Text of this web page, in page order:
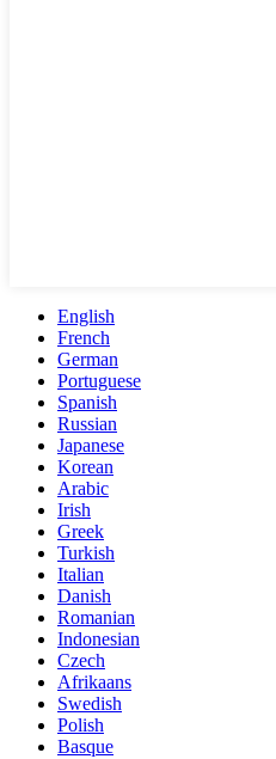
English
French
German
Portuguese
Spanish
Russian
Japanese
Korean
Arabic
Irish
Greek
Turkish
Italian
Danish
Romanian
Indonesian
Czech
Afrikaans
Swedish
Polish
Basque